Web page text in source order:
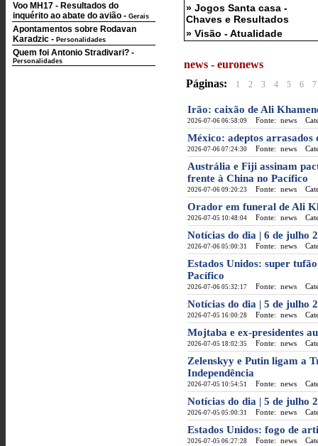
Voo MH17 - Resultados do
inquérito ao abate do avião - Gerais
Apontamentos sobre Rodavan
Karadzic - Personalidades
Quem foi Antonio Stradivari? -
Personalidades
» Jogos Santa casa -
Chaves e Resultados
» Visão - Atualidade
news - euronews
Páginas:
1 2 3 4 5 6 7
Irão: caixão de Ali
2026-07-06 06:58:09 Fonte: news
México: adeptos
2026-07-06 07:24:30 Fonte: news
Austrália e Fiji assinam
frente à China no Pacífico
2026-07-06 09:20:23 Fonte: news
Orador em funeral de Ali
2026-07-05 10:48:04 Fonte: news
Notícias do dia | 6 de julho
2026-07-06 05:00:31 Fonte: news
Estados Unidos: super
Pacífico
2026-07-06 05:32:17 Fonte: news
Notícias do dia | 5 de julho
2026-07-05 16:00:28 Fonte: news
Mojtaba e ex-presidentes
2026-07-05 18:02:35 Fonte: news
Zelenskyy e Putin ligam a
Independência
2026-07-05 10:54:51 Fonte: news
Notícias do dia | 5 de julho
2026-07-05 05:00:31 Fonte: news
Estados Unidos: fogo de
2026-07-05 06:27:28 Fonte: news